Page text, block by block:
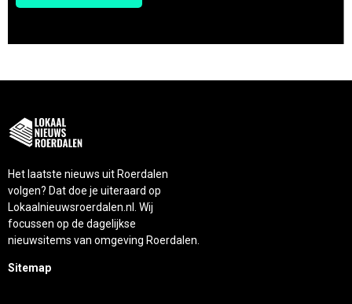
Het laatste nieuws uit Roerdalen
volgen? Dat doe je uiteraard op
Lokaalnieuwsroerdalen.nl. Wij
focussen op de dagelijkse
nieuwsitems van omgeving Roerdalen.
Sitemap